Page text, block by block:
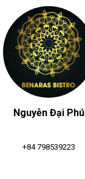
Nguyễn Đại Phú
+84 798539223